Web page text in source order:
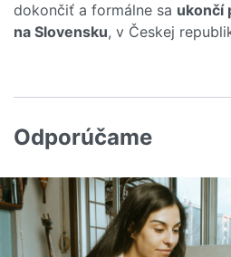
dokončiť a formálne sa ukončí
na Slovensku, v Českej
Odporúčame